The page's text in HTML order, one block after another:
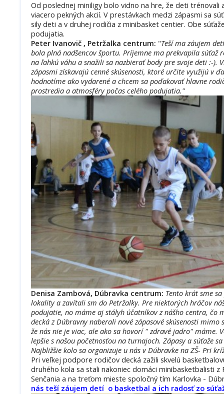
Od poslednej miniligy bolo vidno na hre, že deti trénovali
viacero pekných akcií. V prestávkach medzi zápasmi sa
sily deti a v druhej rodičia z minibasket centier. Obe
podujatia.
Peter Ivanovič , Petržalka centrum: "Teší ma záujem
bola plná nadšencov športu. Príjemne ma prekvapila
na ľahkú váhu a snažili sa nazbierať body pre svoje deti :-).
zápasmi získavajú cenné skúsenosti, ktoré určite využijú v
hodnotíme ako vydarené a chcem sa poďakovať hlavne
prostredia a atmosféry počas celého podujatia."
Denisa Zambová, Dúbravka centrum: Tento krát sme
lokality a zavítali sm do Petržalky. Pre niektorých hráčov
podujatie, no máme aj stályh účatníkov z nášho centra, čo
decká z Dúbravny naberali nové zápasové skúsenosti mimo
že nás nie je viac, ale ako sa hovorí " zdravé jadro" máme.
lepšie s našou početnosťou na turnajoch. Zápasy a súťaže
Najbližšie kolo sa organizuje u nás v Dúbravke na ZŠ- Pri
Pri veľkej podpore rodičov decká zažili skvelú
druhého kola sa stali nakoniec domáci minibasketbalisti z
Senčania a na treťom mieste spoločný tím Karlovka -
nás teší záujem detí o basketbal a ich radosť zo